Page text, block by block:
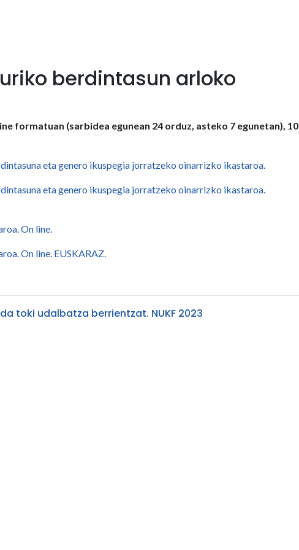
berdintasun arloko
formatuan (sarbidea egunean 24 orduz, asteko 7 egunetan), 10
eta genero ikuspegia jorratzeko oinarrizko ikastaroa.
eta genero ikuspegia jorratzeko oinarrizko ikastaroa.
On line.
On line. EUSKARAZ.
toki udalbatza berrientzat. NUKF 2023